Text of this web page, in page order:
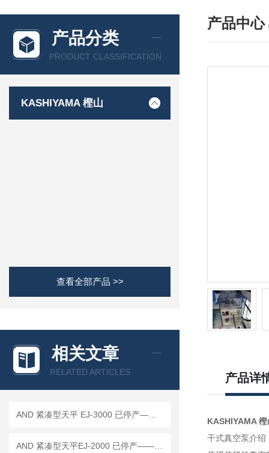
产品分类
PRODUCT CLASSIFICATION
KASHIYAMA 樫山
查看全部产品 >>
相关文章
RELATED ARTICLES
产品中心
产品详
KASHIYAMA
干式真空泵介绍